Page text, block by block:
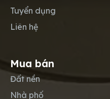
Tuyển dụng
Liên hệ
Mua bán
Đất nền
Nhà phố